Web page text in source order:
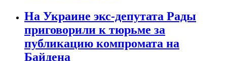
На Украине экс-депутата Рады
приговорили к тюрьме за
публикацию компромата на
Байдена